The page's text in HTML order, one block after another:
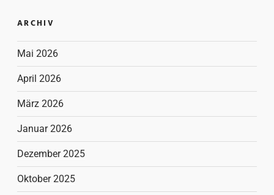
ARCHIV
Mai 2026
April 2026
März 2026
Januar 2026
Dezember 2025
Oktober 2025